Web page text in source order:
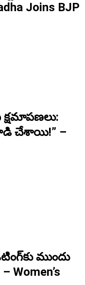
Joins BJP
చేశాయి!” –
ముందు
Women’s